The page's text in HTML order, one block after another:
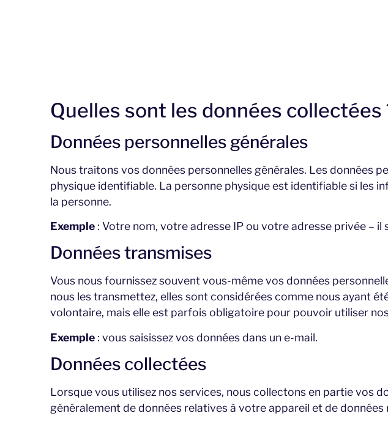
Quelles sont les données collectées
Données personnelles générales
Nous traitons vos données personnelles générales. Les données
physique identifiable. La personne physique est identifiable si les
la personne.
Exemple : Votre nom, votre adresse IP ou votre adresse privée – il
Données transmises
Vous nous fournissez souvent vous-même vos données
nous les transmettez, elles sont considérées comme nous ayant
volontaire, mais elle est parfois obligatoire pour pouvoir utiliser
Exemple : vous saisissez vos données dans un e-mail.
Données collectées
Lorsque vous utilisez nos services, nous collectons en partie vos
généralement de données relatives à votre appareil et de